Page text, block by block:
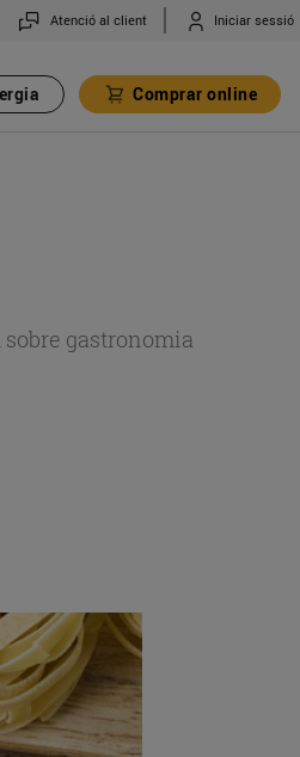
Atenció al client Iniciar sessió
Comprar online
gastronomia